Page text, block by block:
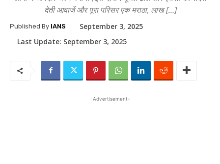
देती आवाजें और पूरा परिसर एक मराठा, लाख […]
Published By IANS
September 3, 2025
Last Update: September 3, 2025
-Advertisement-